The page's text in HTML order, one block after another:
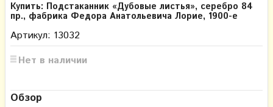
Купить: Подстаканник «Дубовые листья», серебро 84
пр., фабрика Федора Анатольевича Лорие, 1900-е
Артикул: 13032
Нет в наличии
Обзор